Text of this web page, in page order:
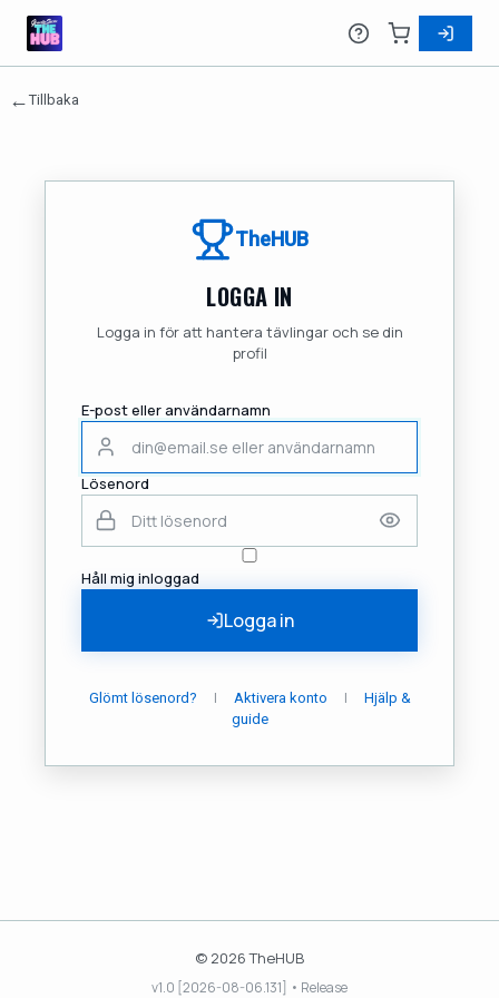
←Tillbaka
TheHUB
LOGGA IN
Logga in för att hantera tävlingar och se din
profil
E-post eller användarnamn
Lösenord
Håll mig inloggad
Logga in
Glömt lösenord? | Aktivera konto |
Hjälp &
guide
© 2026 TheHUB
v1.0 [2026-08-06.131] • Release